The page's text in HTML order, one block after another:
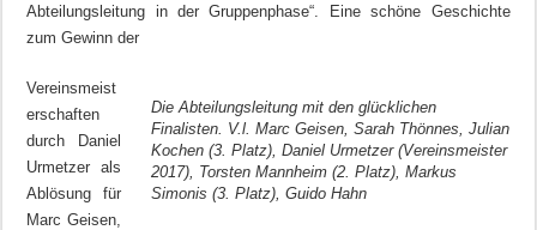
Abteilungsleitung in der Gruppenphase“. Eine schöne Geschichte
zum Gewinn der
Die Abteilungsleitung mit den glücklichen
Finalisten. V.l. Marc Geisen, Sarah Thönnes, Julian
Kochen (3. Platz), Daniel Urmetzer (Vereinsmeister
2017), Torsten Mannheim (2. Platz), Markus
Simonis (3. Platz), Guido Hahn
Vereinsmeist
erschaften
durch Daniel
Urmetzer als
Ablösung für
Marc Geisen,